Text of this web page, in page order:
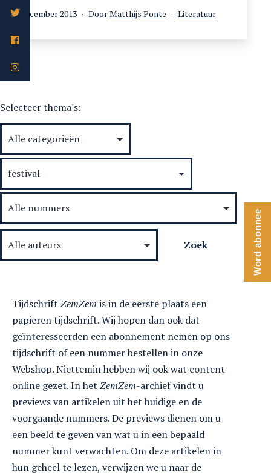
World
Gepubliceerd
1 december 2013 DoorMatthijs Ponte
Gecategoriseerd
Literatuur
Selecteer thema's:
Tijdschrift ZemZem is in de eerste plaats een
papieren tijdschrift. Wij hopen dan ook dat
geïnteresseerden een abonnement nemen op ons
tijdschrift of een nummer bestellen in onze
Webshop. Niettemin hebben wij ook wat content
online gezet. In het ZemZem-archief vindt u
previews van artikelen uit het huidige en de
voorgaande nummers. De previews dienen om u
een beeld te geven van wat u in een bepaald
nummer kunt verwachten. Om deze artikelen in
hun geheel te lezen, verwijzen we u naar de
Word abonnee